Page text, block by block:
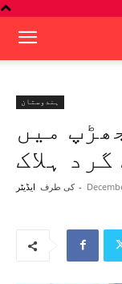
ہندوستان
میں
ہلاک
کی طرف ایڈیٹر -